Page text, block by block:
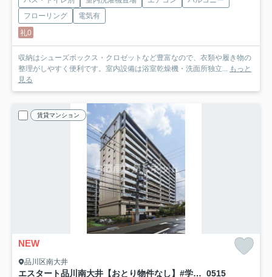
フローリング
電気有
礼0
収納はシューズボックス・クロゼットなど豊富なので、衣類や履き物の
整理がしやすく便利です。室内設備は浴室乾燥機・洗面所独立...
もっと
見る
賃貸マンション
NEW
品川区南大井
エスタート品川南大井【おとり物件なし】#学生・社会人にオススメ！初期費用分割払いOK！ 0515